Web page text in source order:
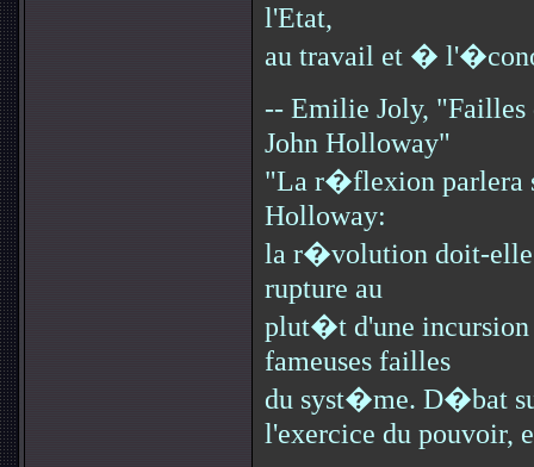
l'Etat,
au travail et �
-- Emilie Joly,
John Holloway"
"La r�flexion parlera
Holloway:
la r�volution doit-
rupture au
plut�t d'une incursion
fameuses failles
du syst�me. D�bat
l'exercice du pouvoir,